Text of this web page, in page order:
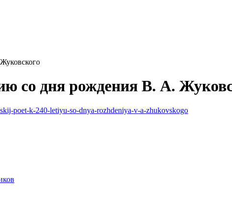
со дня рождения В. А.
poet-k-240-letiyu-so-dnya-rozhdeniya-v-a-zhukovskogo